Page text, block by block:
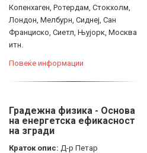
Копенхаген, Ротердам, Стокхолм,
Лондон, Мелбурн, Сиднеј, Сан
Франциско, Сиетл, Њујорк, Москва
итн.
Повеќе информации
Градежна физика - Основа
на енергетска ефикасност
на згради
Краток опис: Д-р Петар